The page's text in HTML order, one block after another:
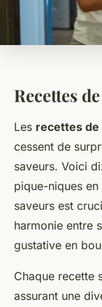
Recettes
Les recettes
cessent de
saveurs. Voici
pique-niques en
saveurs est
harmonie entre
gustative en
Chaque recette
assurant une